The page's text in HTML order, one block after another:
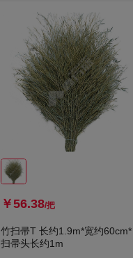
￥56.38/把
竹扫帚T 长约1.9m*宽约60cm*
扫帚头长约1m